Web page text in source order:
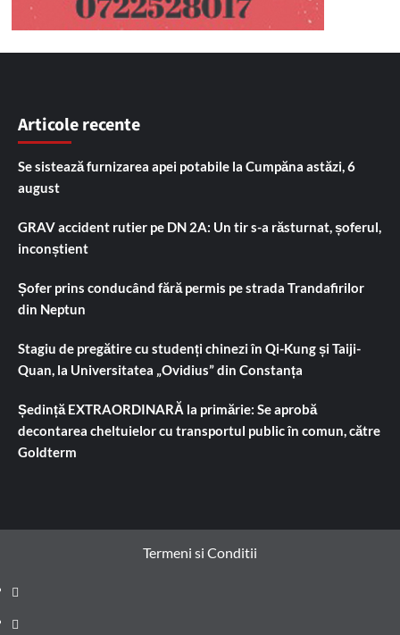
Articole recente
Se sistează furnizarea apei potabile la Cumpăna astăzi, 6
august
GRAV accident rutier pe DN 2A: Un tir s-a răsturnat, șoferul,
inconștient
Șofer prins conducând fără permis pe strada Trandafirilor
din Neptun
Stagiu de pregătire cu studenți chinezi în Qi-Kung și Taiji-
Quan, la Universitatea „Ovidius” din Constanța
Ședință EXTRAORDINARĂ la primărie: Se aprobă
decontarea cheltuielor cu transportul public în comun, către
Goldterm
Termeni si Conditii
Prima
pagină
Știri